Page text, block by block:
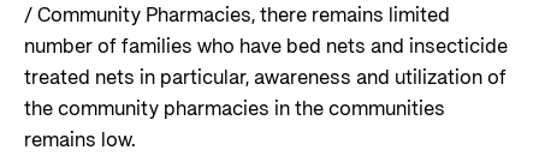
/ Community Pharmacies, there remains limited
number of families who have bed nets and insecticide
treated nets in particular, awareness and utilization of
the community pharmacies in the communities
remains low.